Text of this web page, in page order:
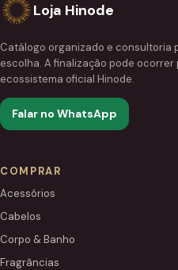
Loja Hinode
Catálogo organizado e consultoria
escolha. A finalização pode ocorrer
ecossistema oficial Hinode.
Falar no WhatsApp
COMPRAR
Acessórios
Cabelos
Corpo & Banho
Fragrâncias